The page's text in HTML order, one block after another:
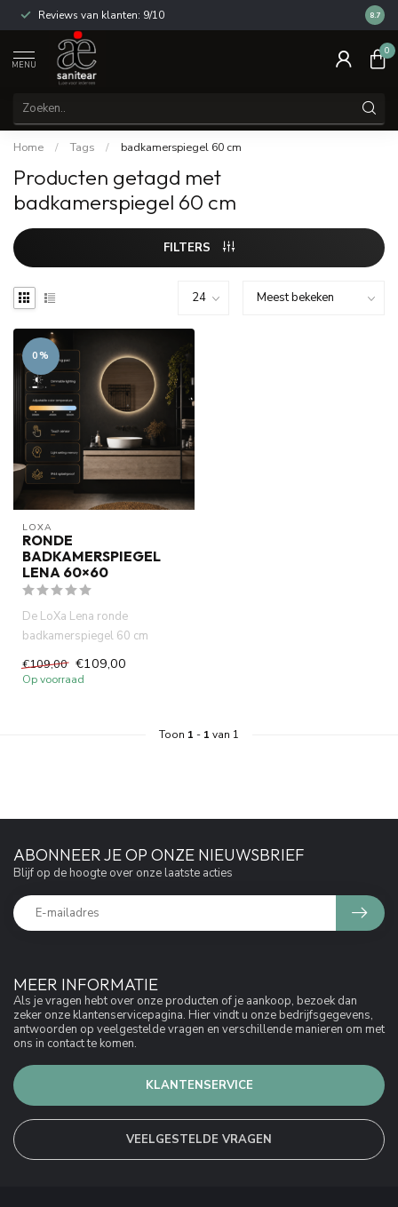
Reviews van klanten: 9/10 14
8.7
MENU
0
Home / Tags / badkamerspiegel 60 cm
Producten getagd met
badkamerspiegel 60 cm
FILTERS
0%
LOXA
RONDE
BADKAMERSPIEGEL
LENA 60×60
De LoXa Lena ronde
badkamerspiegel 60 cm
combineert een elegant design
met dimba...
€109,00 €109,00
Op voorraad
Toon 1 - 1 van 1
MEER INFORMATIE
Als je vragen hebt over onze producten of je aankoop, bezoek dan
zeker onze klantenservicepagina. Hier vindt u onze bedrijfsgegevens,
antwoorden op veelgestelde vragen en verschillende manieren om met
ons in contact te komen.
KLANTENSERVICE
VEELGESTELDE VRAGEN
ABONNEER JE OP ONZE NIEUWSBRIEF
Blijf op de hoogte over onze laatste acties